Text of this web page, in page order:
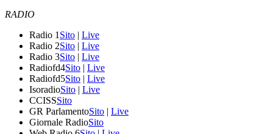
RADIO
Radio 1 Sito | Live
Radio 2Sito | Live
Radio 3Sito | Live
Radiofd4Sito | Live
Radiofd5Sito | Live
IsoradioSito | Live
CCISSSito
GR ParlamentoSito | Live
Giornale RadioSito